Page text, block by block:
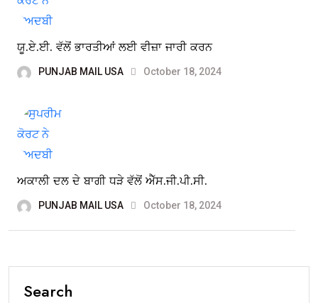
ਯੂ.ਏ.ਈ. ਵੱਲੋਂ ਭਾਰਤੀਆਂ ਲਈ ਵੀਜ਼ਾ ਜਾਰੀ ਕਰਨ
PUNJAB MAIL USA October 18, 2024
ਅਕਾਲੀ ਦਲ ਦੇ ਬਾਗੀ ਧੜੇ ਵੱਲੋਂ ਐੱਸ.ਜੀ.ਪੀ.ਸੀ.
PUNJAB MAIL USA October 18, 2024
Search